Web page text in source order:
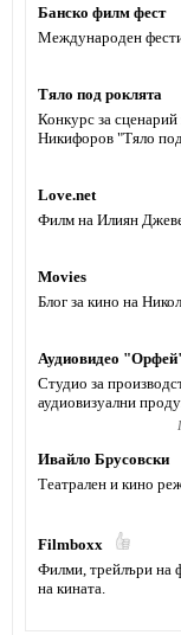
Банско филм фест
Международен
Тяло под роклята
Конкурс за
Никифоров "Тяло
Love.net
Филм на Илиян
Movies
Блог за кино на
Аудиовидео
Студио за
аудиовизуални
Ивайло Брусовски
Театрален и кино
Filmboxx
Филми, трейлъри на
на кината.